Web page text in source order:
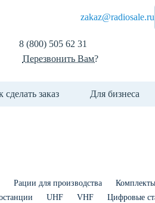
zakaz@radiosale.ru
8 (800) 505 62 31
Перезвонить Вам?
сделать заказ Для бизнеса
Рации для производства
UHF VHF
Цифровые